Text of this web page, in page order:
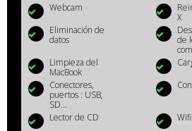
Webcam
X
Eliminación de
datos
de
Limpieza del
MacBook
Conectores,
puertos : USB,
SD...
Lector de CD